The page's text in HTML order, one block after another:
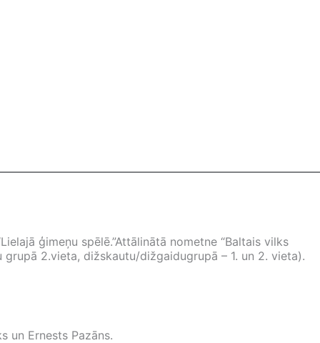
ģimeņu spēlē.”Attālinātā nometne “Baltais vilks
grupā 2.vieta, dižskautu/dižgaidugrupā – 1. un 2. vieta).
un Ernests Pazāns.